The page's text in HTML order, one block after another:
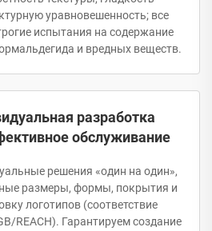
уравновешенность; все
испытания на содержание
и вредных веществ.
разработка
обслуживание
решения «один на один»,
размеры, формы, покрытия и
логотипов (соответствие
REACH). Гарантируем создание